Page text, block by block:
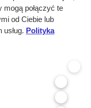
połączyć te
od Ciebie lub
Polityka